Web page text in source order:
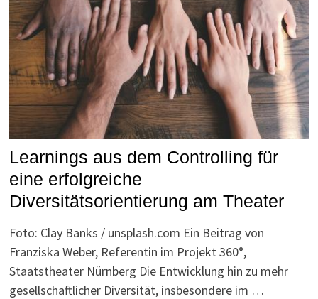
Learnings aus dem Controlling für
eine erfolgreiche
Diversitätsorientierung am Theater
Foto: Clay Banks / unsplash.com Ein Beitrag von
Franziska Weber, Referentin im Projekt 360°,
Staatstheater Nürnberg Die Entwicklung hin zu mehr
gesellschaftlicher Diversität, insbesondere im …